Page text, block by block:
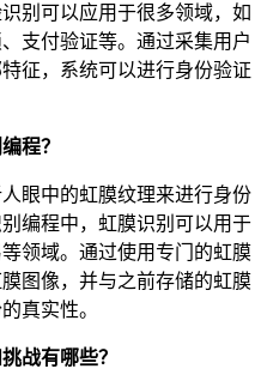
别可以应用于很多领域，如
支付验证等。通过采集用户
征，系统可以进行身份验证
程？
眼中的虹膜纹理来进行身份
编程中，虹膜识别可以用于
领域。通过使用专门的虹膜
图像，并与之前存储的虹膜
真实性。
战有哪些？